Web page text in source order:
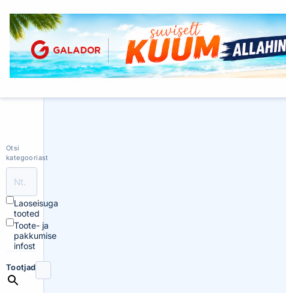
Otsi
kategooriast
Laoseisuga
tooted
Toote- ja
pakkumise
infost
Tootjad